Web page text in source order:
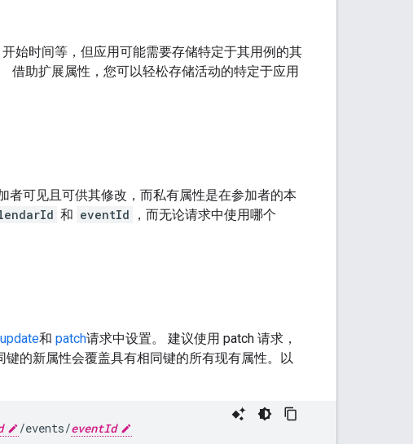
始时间等，但应用可能需要存储特定于其用例的其
借助扩展属性，您可以轻松存储活动的特定于应用
者可见且可供其修改，而私有属性是在参加者的本
和 eventId
，而无论请求中使用哪个
update和 patch请求中设置。 建议使用 patch 请求，
的新属性会覆盖具有相同键的所有现有属性。以
/events/eventId